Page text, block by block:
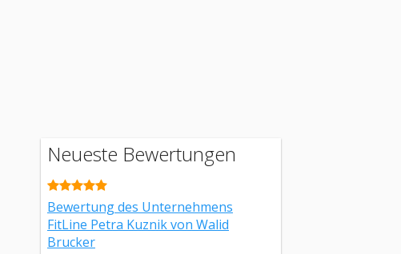
Neueste Bewertungen
Bewertung des Unternehmens
FitLine Petra Kuznik von Walid
Brucker